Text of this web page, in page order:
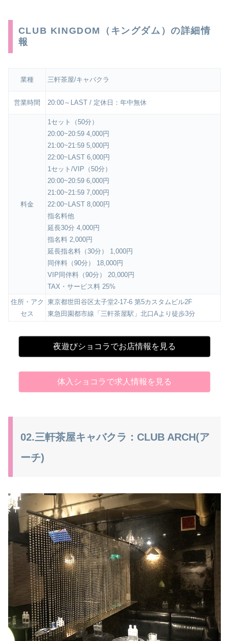
CLUB KINGDOM（キングダム）の詳細情
報
業種 三軒茶屋/キャバクラ
営業時間 20:00～LAST / 定休日：年中無休
料金
1セット（50分）
20:00~20:59 4,000円
21:00~21:59 5,000円
22:00~LAST 6,000円
1セット/VIP（50分）
20:00~20:59 6,000円
21:00~21:59 7,000円
22:00~LAST 8,000円
指名料他
延長30分 4,000円
指名料 2,000円
延長指名料（30分） 1,000円
同伴料（90分） 18,000円
VIP同伴料（90分） 20,000円
TAX・サービス料 25%
住所・アク
セス
東京都世田谷区太子堂2-17-6 第5カスタムビル2F
東急田園都市線「三軒茶屋駅」北口Aより徒歩3分
夜遊びショコラでお店情報を見る
体入ショコラで求人情報を見る
02.三軒茶屋キャバクラ：CLUB ARCH(ア
ーチ)